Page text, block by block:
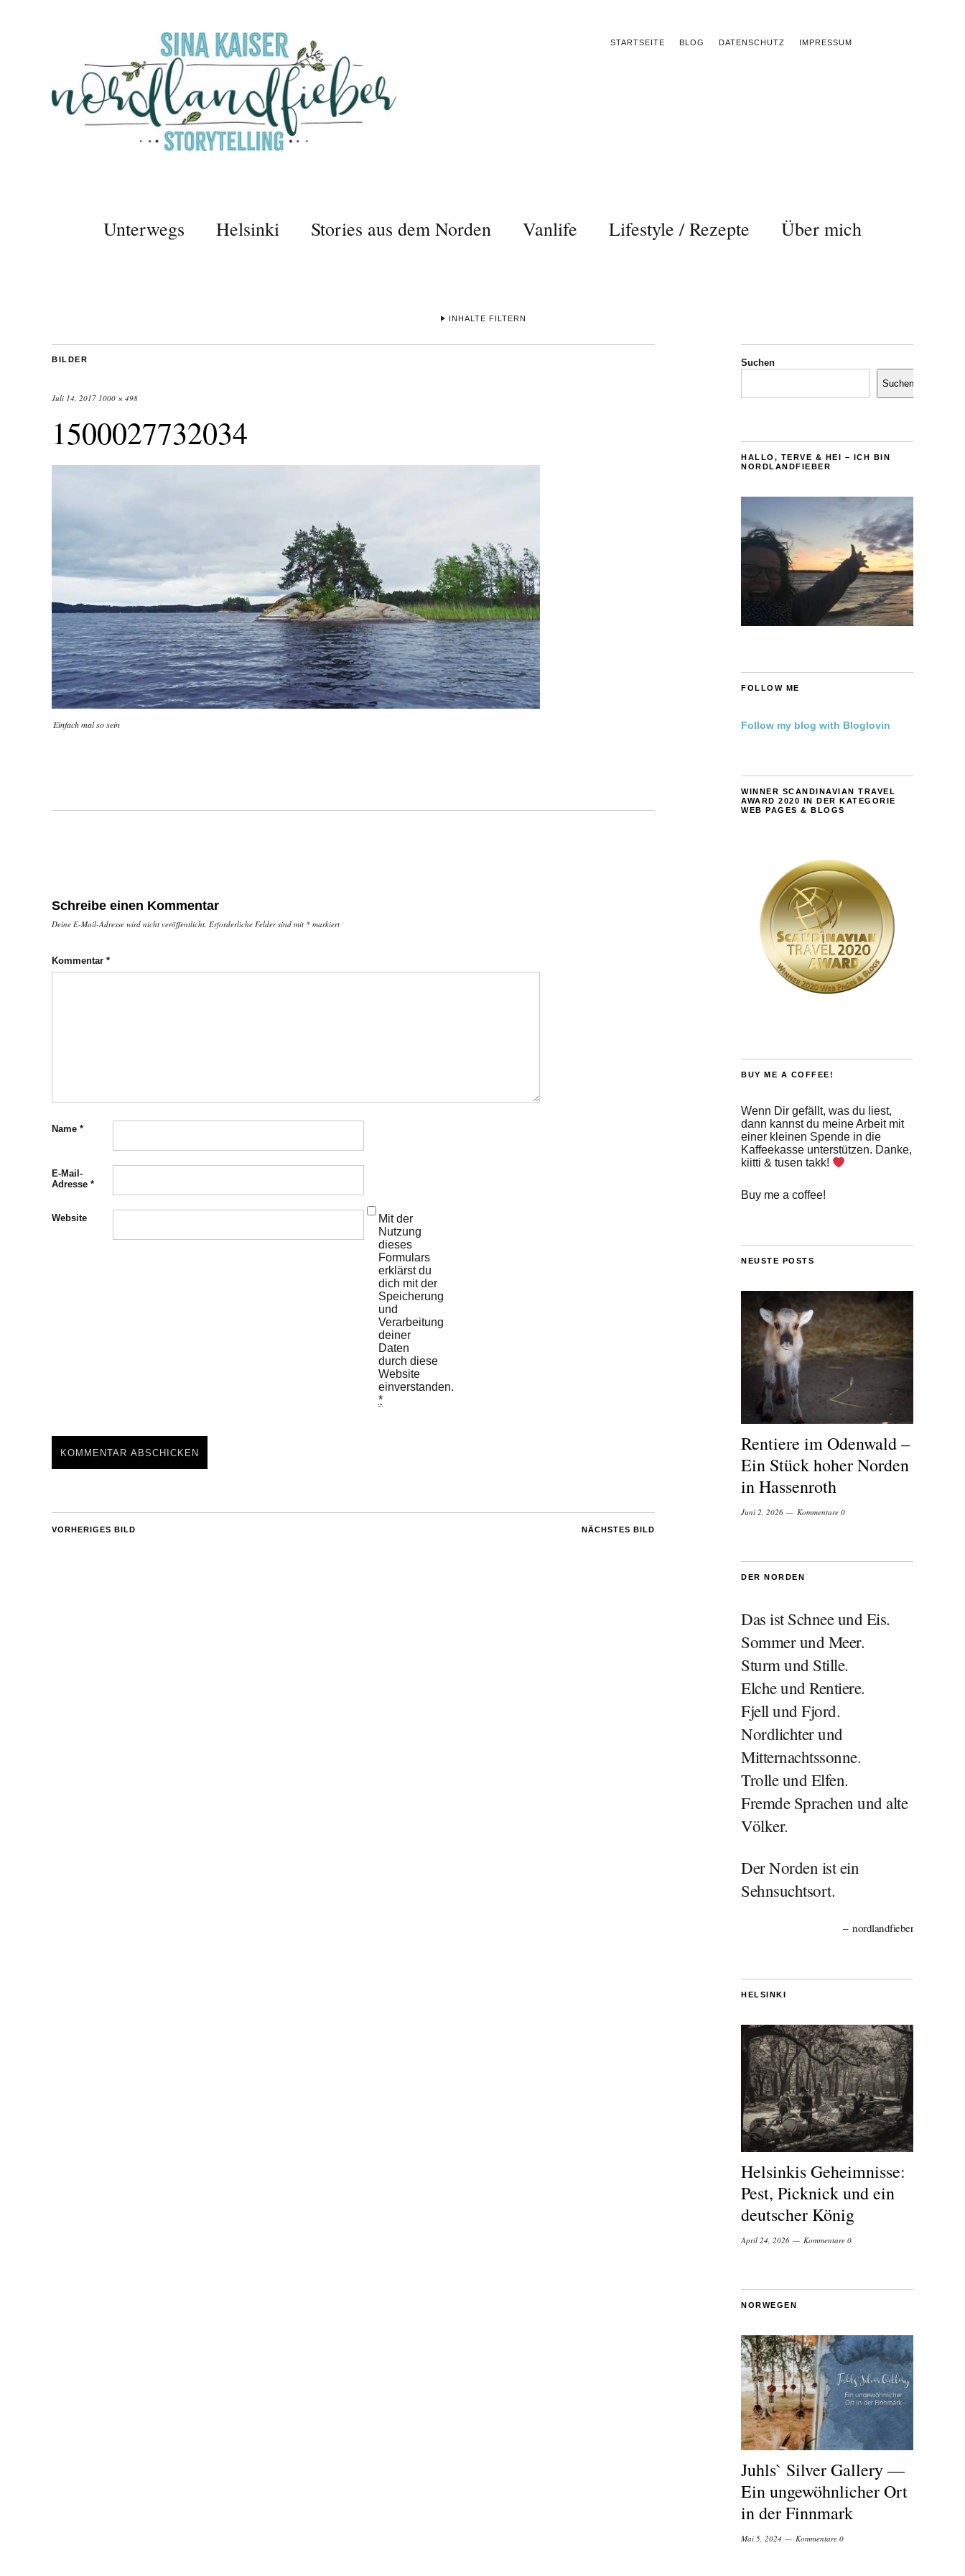
STARTSEITE BLOG DATENSCHUTZ IMPRESSUM
Unterwegs Helsinki Stories aus dem Norden Vanlife Lifestyle / Rezepte Über mich
INHALTE FILTERN
BILDER
Juli 14, 2017 1000 × 498
1500027732034
Einfach mal so sein
Schreibe einen Kommentar
Deine E-Mail-Adresse wird nicht veröffentlicht. Erforderliche Felder sind mit * markiert
Kommentar *
Name *
E-Mail-
Adresse *
Website
Mit der
Nutzung
dieses
Formulars
erklärst du
dich mit der
Speicherung
und
Verarbeitung
deiner
Daten
durch diese
Website
einverstanden.
*
NÄCHSTES BILD
VORHERIGES BILD
Suchen
Suchen
HALLO, TERVE & HEI – ICH BIN
NORDLANDFIEBER
FOLLOW ME
Follow my blog with Bloglovin
WINNER SCANDINAVIAN TRAVEL
AWARD 2020 IN DER KATEGORIE
WEB PAGES & BLOGS
BUY ME A COFFEE!
Wenn Dir gefällt, was du liest,
dann kannst du meine Arbeit mit
einer kleinen Spende in die
Kaffeekasse unterstützen. Danke,
kiitti & tusen takk!
Buy me a coffee!
NEUSTE POSTS
Rentiere im Odenwald –
Ein Stück hoher Norden
in Hassenroth
Juni 2, 2026 Kommentare 0
DER NORDEN
Das ist Schnee und Eis.
Sommer und Meer.
Sturm und Stille.
Elche und Rentiere.
Fjell und Fjord.
Nordlichter und
Mitternachtssonne.
Trolle und Elfen.
Fremde Sprachen und alte
Völker.
Der Norden ist ein
Sehnsuchtsort.
nordlandfieber
HELSINKI
Helsinkis Geheimnisse:
Pest, Picknick und ein
deutscher König
April 24, 2026 Kommentare 0
NORWEGEN
Juhls` Silver Gallery —
Ein ungewöhnlicher Ort
in der Finnmark
Mai 5, 2024 Kommentare 0